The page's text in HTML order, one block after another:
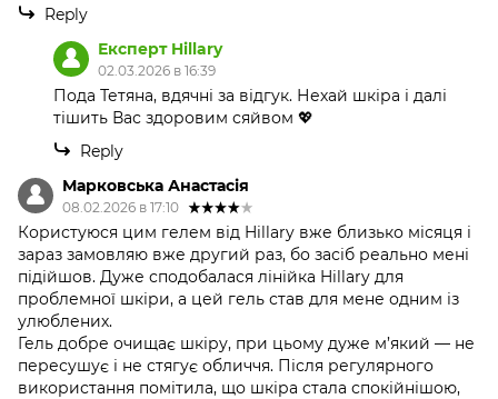
Reply
Експерт Hillary
02.03.2026 в 16:39
Пода Тетяна, вдячні за відгук. Нехай шкіра і далі
тішить Вас здоровим сяйвом 💖
Reply
Марковська Анастасія
08.02.2026 в 17:10
Користуюся цим гелем від Hillary вже близько місяця і
зараз замовляю вже другий раз, бо засіб реально мені
підійшов. Дуже сподобалася лінійка Hillary для
проблемної шкіри, а цей гель став для мене одним із
улюблених.
Гель добре очищає шкіру, при цьому дуже м’який — не
пересушує і не стягує обличчя. Після регулярного
використання помітила, що шкіра стала спокійнішою,